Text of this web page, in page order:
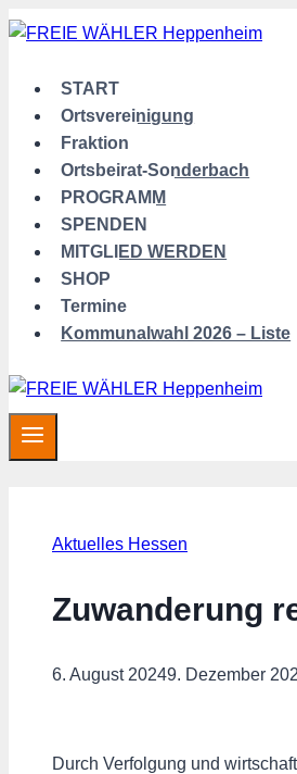
Zum
START
Ortsvereinigung
Fraktion
Ortsbeirat-Sonderbach
PROGRAMM
SPENDEN
MITGLIED WERDEN
SHOP
Termine
Kommunalwahl 2026 – Liste
Aktuelles Hessen
Zuwanderung
6. August 20249. Dezember
Durch Verfolgung und